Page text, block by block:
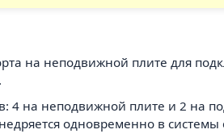
на неподвижной плите для
4 на неподвижной плите и 2 на
одновременно в системы